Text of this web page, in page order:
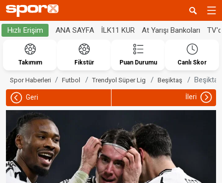
Hızlı Erişim ANA SAYFA İLK11 KUR At Yarışı Bankoları
Takımım Fikstür Puan Durumu Canlı Skor
Spor Haberleri Futbol Trendyol Süper Lig Beşiktaş
Geri İleri